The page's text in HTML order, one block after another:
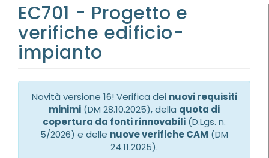
EC701 - Progetto e
verifiche edificio-
impianto
Novità versione 16! Verifica dei nuovi requisiti
minimi (DM 28.10.2025), della quota di
copertura da fonti rinnovabili (D.Lgs. n.
5/2026) e delle nuove verifiche CAM (DM
24.11.2025).